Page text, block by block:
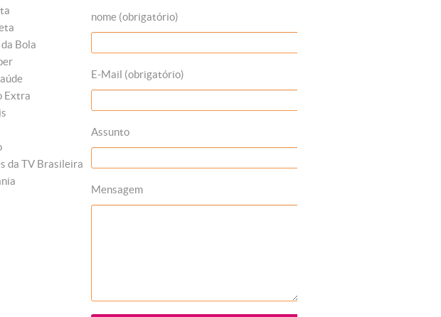
Bola
Extra
da TV Brasileira
nome (obrigatório)
E-Mail (obrigatório)
Assunto
Mensagem